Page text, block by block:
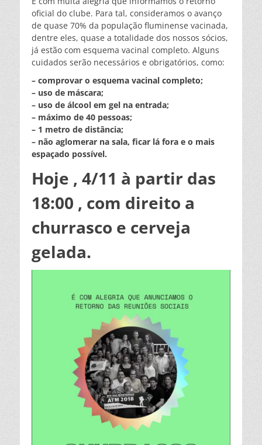
oficial do clube. Para tal, consideramos o avanço
de quase 70% da população fluminense vacinada,
dentre eles, quase a totalidade dos nossos sócios,
já estão com esquema vacinal completo. Alguns
cuidados serão necessários e obrigatórios, como:
– comprovar o esquema vacinal completo;
– uso de máscara;
– uso de álcool em gel na entrada;
– máximo de 40 pessoas;
– 1 metro de distância;
– não aglomerar na sala, ficar lá fora e o mais
espaçado possível.
Hoje , 4/11 à partir das
18:00 , com direito a
churrasco e cerveja
gelada.